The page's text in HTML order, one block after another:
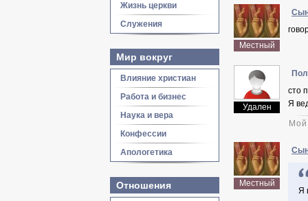
Жизнь церкви
Служения
Мир вокруг
Влияние христиан
Работа и бизнес
Наука и вера
Конфессии
Апологетика
Отношения
Местный
Удален
сто
Я
Местный
Я